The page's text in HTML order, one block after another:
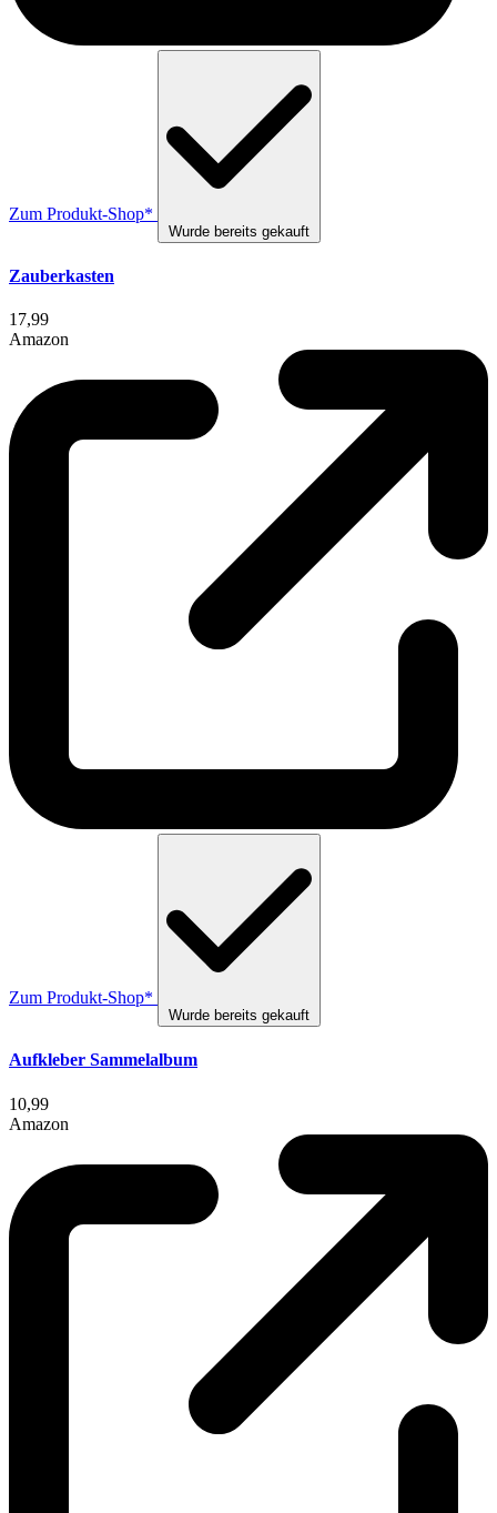
Zum Produkt-Shop*
Wurde bereits gekauft
Zauberkasten
17,99
Amazon
Zum Produkt-Shop*
Wurde bereits gekauft
Aufkleber Sammelalbum
10,99
Amazon